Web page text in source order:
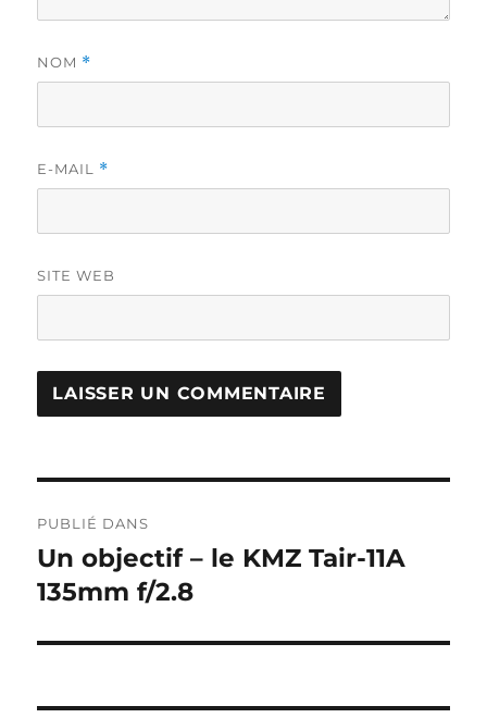
NOM *
E-MAIL *
SITE WEB
de
l’article
PUBLIÉ DANS
Un objectif – le KMZ Tair-11A
135mm f/2.8